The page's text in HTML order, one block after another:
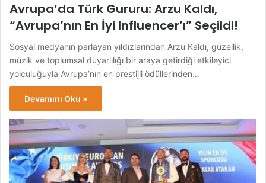
Avrupa’da Türk Gururu: Arzu Kaldı,
“Avrupa’nın En İyi Influencer’ı” Seçildi!
Sosyal medyanın parlayan yıldızlarından Arzu Kaldı, güzellik,
müzik ve toplumsal duyarlılığı bir araya getirdiği etkileyici
yolculuğuyla Avrupa’nın en prestijli ödüllerinden…
Devamını Oku »